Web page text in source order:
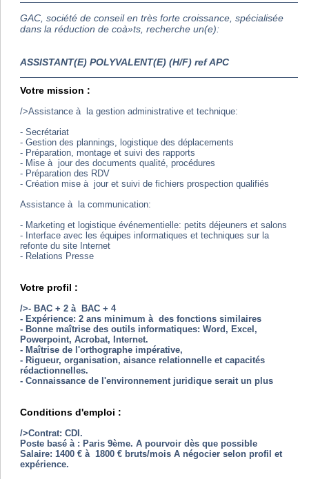
GAC, société de conseil en très forte croissance, spécialisée
dans la réduction de coà»ts, recherche un(e):
ASSISTANT(E) POLYVALENT(E) (H/F) ref APC
Votre mission :
/>Assistance à la gestion administrative et technique:
- Secrétariat
- Gestion des plannings, logistique des déplacements
- Préparation, montage et suivi des rapports
- Mise à jour des documents qualité, procédures
- Préparation des RDV
- Création mise à jour et suivi de fichiers prospection qualifiés
Assistance à la communication:
- Marketing et logistique événementielle: petits déjeuners et salons
- Interface avec les équipes informatiques et techniques sur la
refonte du site Internet
- Relations Presse
Votre profil :
/>- BAC + 2 à BAC + 4
- Expérience: 2 ans minimum à des fonctions similaires
- Bonne maîtrise des outils informatiques: Word, Excel,
Powerpoint, Acrobat, Internet.
- Maîtrise de l'orthographe impérative,
- Rigueur, organisation, aisance relationnelle et capacités
rédactionnelles.
- Connaissance de l'environnement juridique serait un plus
Conditions d'emploi :
/>Contrat: CDI.
Poste basé à : Paris 9ème. A pourvoir dès que possible
Salaire: 1400 € à 1800 € bruts/mois A négocier selon profil et
expérience.